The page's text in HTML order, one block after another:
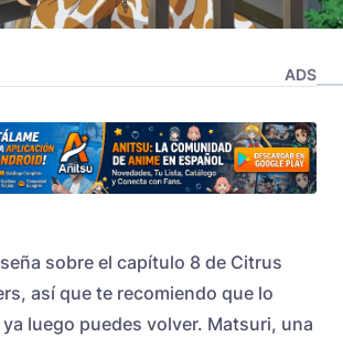
ADS
sobre el capítulo 8 de Citrus
así que te recomiendo que lo
luego puedes volver. Matsuri, una